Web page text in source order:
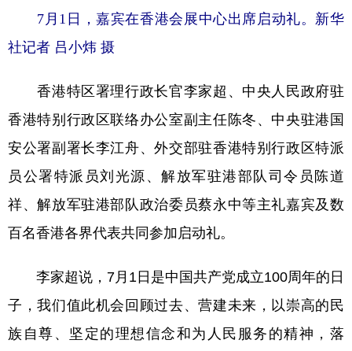
7月1日，嘉宾在香港会展中心出席启动礼。新华
社记者 吕小炜 摄
香港特区署理行政长官李家超、中央人民政府驻
香港特别行政区联络办公室副主任陈冬、中央驻港国
安公署副署长李江舟、外交部驻香港特别行政区特派
员公署特派员刘光源、解放军驻港部队司令员陈道
祥、解放军驻港部队政治委员蔡永中等主礼嘉宾及数
百名香港各界代表共同参加启动礼。
李家超说，7月1日是中国共产党成立100周年的日
子，我们值此机会回顾过去、营建未来，以崇高的民
族自尊、坚定的理想信念和为人民服务的精神，落